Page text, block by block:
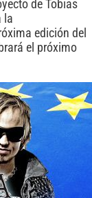
de Tobias
la
edición del
el próximo